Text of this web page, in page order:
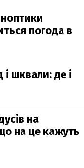
погода в
і шквали: де і
на
на це кажуть